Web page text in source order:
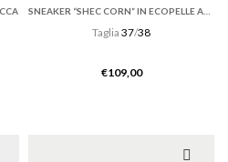
Taglia 37/38
€109,00